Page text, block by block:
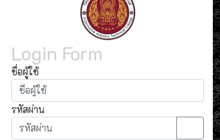
Login Form
ชื่อผู้ใช้
รหัสผ่าน